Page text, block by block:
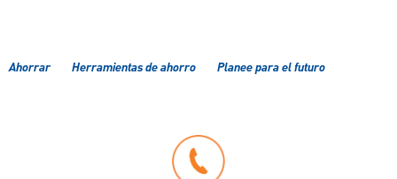
Ahorrar Herramientas de ahorro Planee para el futuro